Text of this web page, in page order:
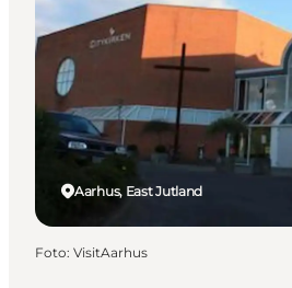
Resmål
Aktiviteter
Övernatta
Planera resan
Aarhus, East Jutland
Foto: VisitAarhus